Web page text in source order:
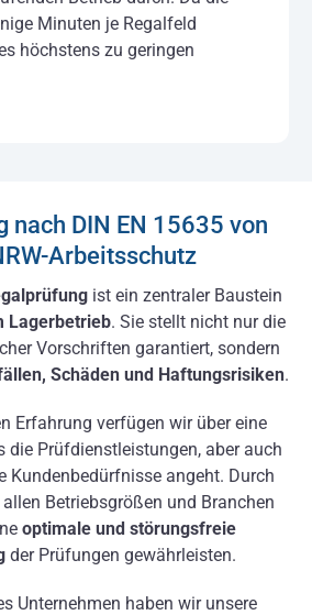
Minuten je Regalfeld
höchstens zu geringen
nach DIN EN 15635 von
Arbeitsschutz
ist ein zentraler Baustein
Lagerbetrieb. Sie stellt nicht nur die
Vorschriften garantiert, sondern
Schäden und Haftungsrisiken.
Erfahrung verfügen wir über eine
die Prüfdienstleistungen, aber auch
Kundenbedürfnisse angeht. Durch
Betriebsgrößen und Branchen
optimale und störungsfreie
der Prüfungen gewährleisten.
Unternehmen haben wir unsere